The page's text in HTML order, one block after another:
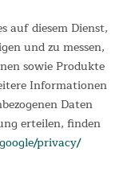
auf diesem Dienst,
und zu messen,
sowie Produkte
Informationen
Daten
erteilen, finden
privacy/